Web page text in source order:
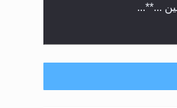
...**...
الجديد...